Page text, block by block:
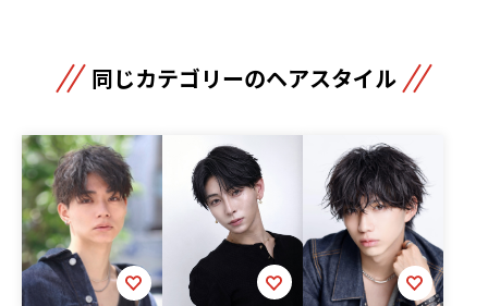
同じカテゴリーのヘアスタイル